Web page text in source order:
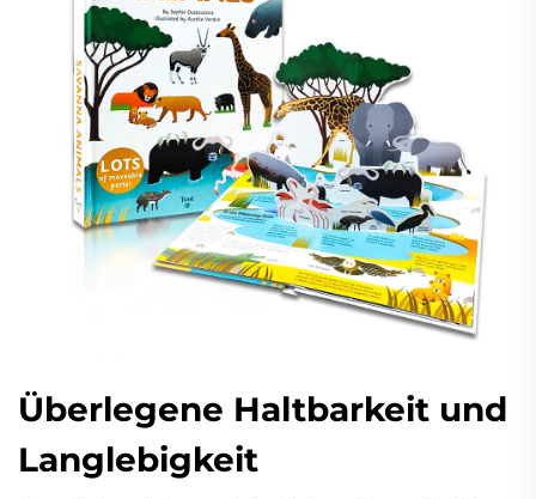
Überlegene Haltbarkeit und
Langlebigkeit